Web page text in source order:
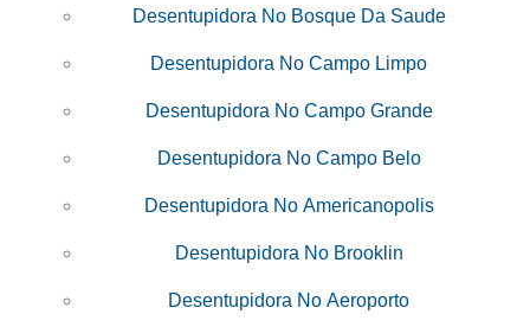
Desentupidora No Bosque Da Saude
Desentupidora No Campo Limpo
Desentupidora No Campo Grande
Desentupidora No Campo Belo
Desentupidora No Americanopolis
Desentupidora No Brooklin
Desentupidora No Aeroporto